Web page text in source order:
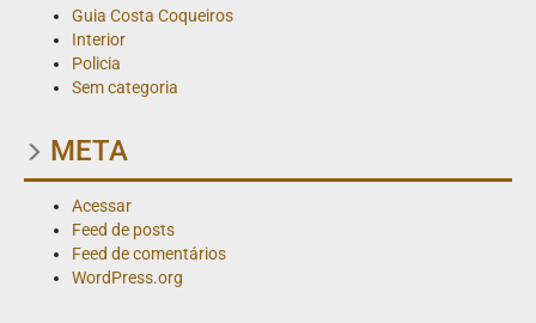
Guia Costa Coqueiros
Interior
Policia
Sem categoria
META
Acessar
Feed de posts
Feed de comentários
WordPress.org